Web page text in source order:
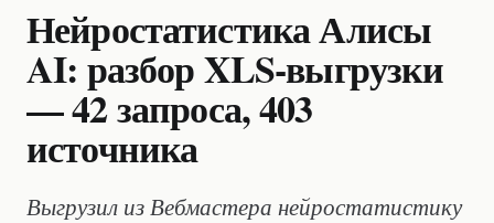
Нейростатистика Алисы
AI: разбор XLS-выгрузки
— 42 запроса, 403
источника
Выгрузил из Вебмастера нейростатистику